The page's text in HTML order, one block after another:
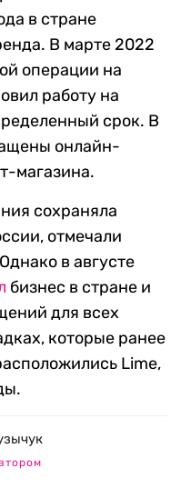
в стране
В марте 2022
операции на
работу на
срок. В
онлайн-
магазина.
сохраняла
отмечали
в августе
бизнес в стране и
для всех
которые ранее
Lime,